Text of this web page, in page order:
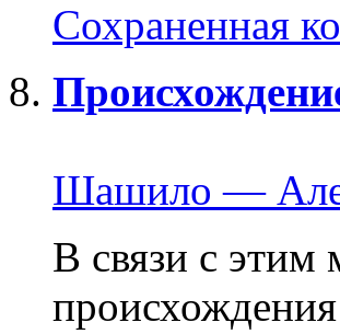
Сохраненная
Шашило —
В связи с